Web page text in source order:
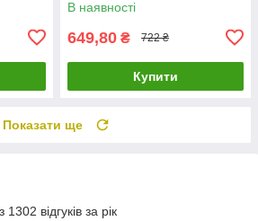
W504 00/507 00/G 20125-
В наявності
649,80 ₴ 722 ₴
Купити
Показати ще
відгуків за рік